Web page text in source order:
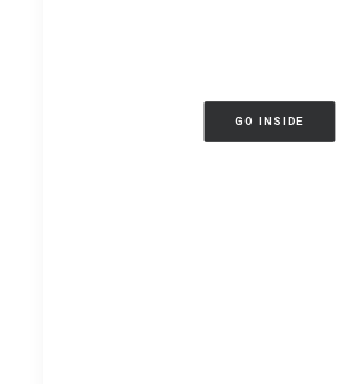
GO INSIDE